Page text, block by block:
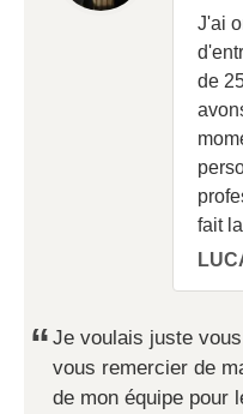
J'ai
de
fait
“ Je voulais juste
vous remercier de
de mon équipe pour